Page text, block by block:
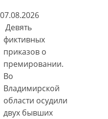
07.08.2026
Девять
фиктивных
приказов о
премировании.
Во
Владимирской
области осудили
двух бывших